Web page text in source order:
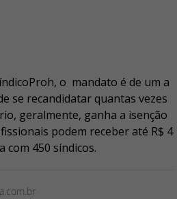
o mandato é de um a
se recandidatar quantas vezes
geralmente, ganha a isenção
podem receber até R$ 4
com 450 síndicos.